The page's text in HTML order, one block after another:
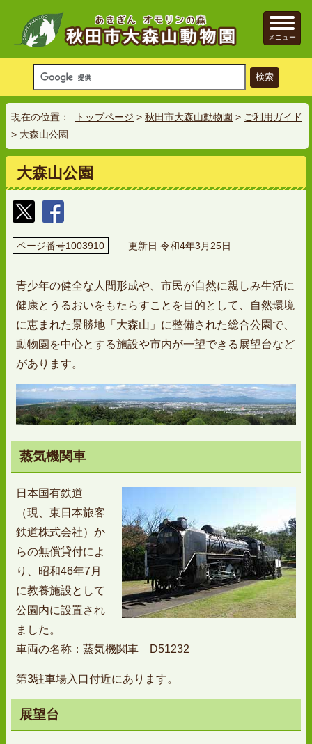
メニュー
現在の位置： トップページ > 秋田市大森山動物園 > ご利用ガイド
> 大森山公園
大森山公園
ページ番号1003910 更新日 令和4年3月25日
青少年の健全な人間形成や、市民が自然に親しみ生活に
健康とうるおいをもたらすことを目的として、自然環境
に恵まれた景勝地「大森山」に整備された総合公園で、
動物園を中心とする施設や市内が一望できる展望台など
があります。
蒸気機関車
日本国有鉄道
（現、東日本旅客
鉄道株式会社）か
らの無償貸付によ
り、昭和46年7月
に教養施設として
公園内に設置され
ました。
車両の名称：蒸気機関車 D51232
第3駐車場入口付近にあります。
展望台